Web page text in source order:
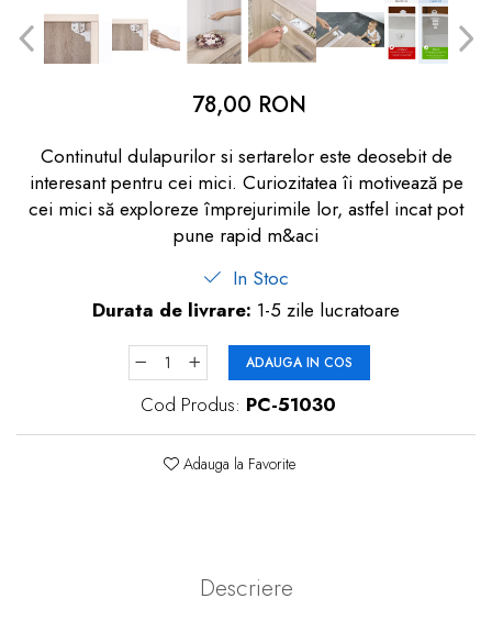
dopuri de urechi
Produse îngrijire copii
78,00 RON
Continutul dulapurilor si sertarelor este deosebit de
interesant pentru cei mici. Curiozitatea îi motivează pe
cei mici să exploreze împrejurimile lor, astfel incat pot
pune rapid m&aci
In Stoc
Durata de livrare: 1-5 zile lucratoare
ADAUGA IN COS
Cod Produs: PC-51030
Adauga la Favorite
Descriere